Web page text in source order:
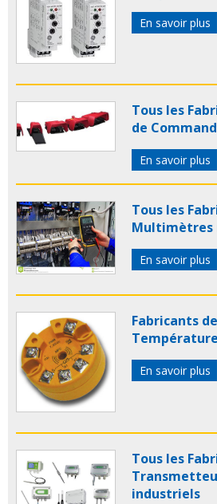
En savoir plus
Tous les
de
En savoir plus
Tous les
Multimètres
En savoir plus
Fabricants
En savoir plus
Tous les
industriels